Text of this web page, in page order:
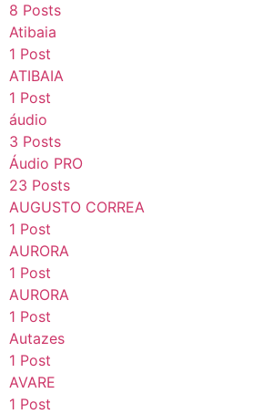
8 Posts
Atibaia
1 Post
ATIBAIA
1 Post
áudio
3 Posts
Áudio PRO
23 Posts
AUGUSTO CORREA
1 Post
AURORA
1 Post
AURORA
1 Post
Autazes
1 Post
AVARE
1 Post